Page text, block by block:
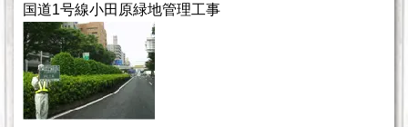
国道1号線小田原緑地管理工事